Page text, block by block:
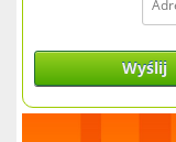
Wyślij